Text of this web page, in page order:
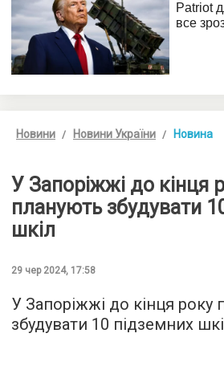
Новини Новини України Новина
У Запоріжжі до кінця
планують збудувати
шкіл
29 чер 2024, 17:58
У Запоріжжі до кінця року
збудувати 10 підземних